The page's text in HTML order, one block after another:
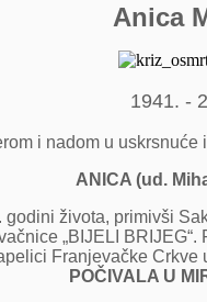
Anica
1941. -
i nadom u
ANICA (ud.
života, primivši
„BIJELI
Franjevačke
POČIVALA U